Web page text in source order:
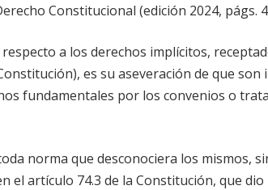
Constitucional (edición 2024, págs.
a los derechos implícitos,
es su aseveración de que
fundamentales por los convenios o
norma que desconociera los mismos,
el artículo 74.3 de la Constitución, que